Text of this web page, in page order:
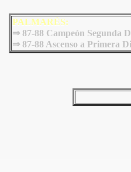
PALMARÉS:
⇒ 87-88 Campeón
⇒ 87-88 Ascenso a Primera